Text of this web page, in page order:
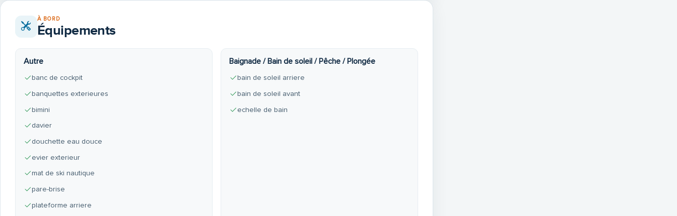
À BORD
Équipements
Autre
banc de cockpit
banquettes exterieures
bimini
davier
douchette eau douce
evier exterieur
mat de ski nautique
pare-brise
plateforme arriere
Baignade / Bain de soleil / Pêche / Plongée
bain de soleil arriere
bain de soleil avant
echelle de bain